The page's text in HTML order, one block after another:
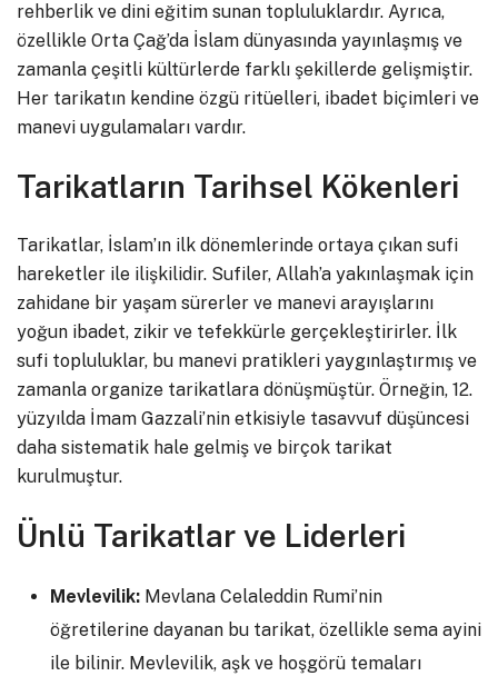
rehberlik ve dini eğitim sunan topluluklardır. Ayrıca,
özellikle Orta Çağ’da İslam dünyasında yayınlaşmış ve
zamanla çeşitli kültürlerde farklı şekillerde gelişmiştir.
Her tarikatın kendine özgü ritüelleri, ibadet biçimleri ve
manevi uygulamaları vardır.
Tarikatların Tarihsel Kökenleri
Tarikatlar, İslam’ın ilk dönemlerinde ortaya çıkan sufi
hareketler ile ilişkilidir. Sufiler, Allah’a yakınlaşmak için
zahidane bir yaşam sürerler ve manevi arayışlarını
yoğun ibadet, zikir ve tefekkürle gerçekleştirirler. İlk
sufi topluluklar, bu manevi pratikleri yaygınlaştırmış ve
zamanla organize tarikatlara dönüşmüştür. Örneğin, 12.
yüzyılda İmam Gazzali’nin etkisiyle tasavvuf düşüncesi
daha sistematik hale gelmiş ve birçok tarikat
kurulmuştur.
Ünlü Tarikatlar ve Liderleri
Mevlevilik: Mevlana Celaleddin Rumi’nin
öğretilerine dayanan bu tarikat, özellikle sema ayini
ile bilinir. Mevlevilik, aşk ve hoşgörü temaları